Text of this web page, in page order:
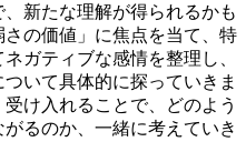
新たな理解が得られるかも
の価値」に焦点を当て、特
ガティブな感情を整理し、
いて具体的に探っていきま
け入れることで、どのよう
るのか、一緒に考えていき